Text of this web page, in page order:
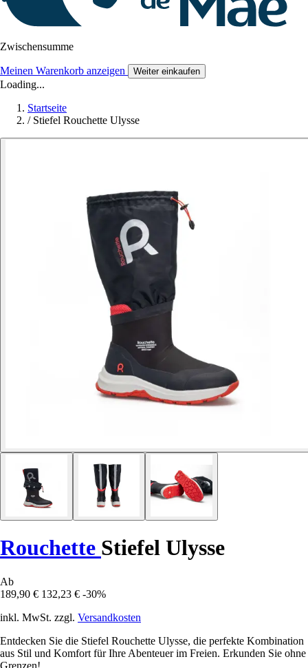
Zwischensumme
Meinen Warenkorb anzeigen Weiter einkaufen
Loading...
Startseite
/ Stiefel Rouchette Ulysse
Rouchette Stiefel Ulysse
Ab
189,90 € 132,23 € -30%
inkl. MwSt. zzgl. Versandkosten
Entdecken Sie die Stiefel Rouchette Ulysse, die perfekte Kombination
aus Stil und Komfort für Ihre Abenteuer im Freien. Erkunden Sie ohne
Grenzen!